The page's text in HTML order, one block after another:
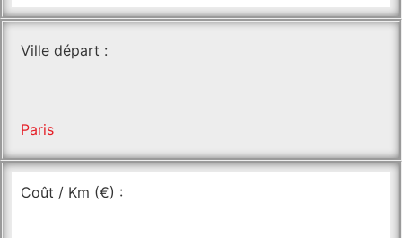
Ville départ :
Paris
Coût / Km (€) :